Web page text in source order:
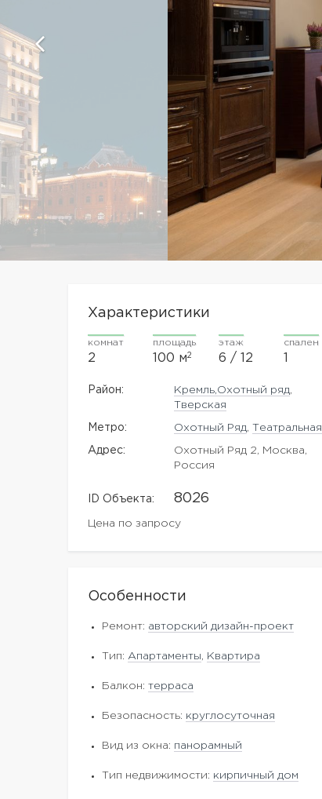
Характеристики
комнат
2
площадь
100 м2
этаж
6 / 12
спален
Район: Кремль,Охотный ряд
Тверская
Метро: Охотный Ряд ,Театральная
Адрес:
Охотный Ряд 2, Москва,
Россия
ID Объекта: 8026
Цена по запросу
Особенности
Ремонт: авторский дизайн-проект
Тип: Апартаменты Квартира
Балкон: терраса
Безопасность: круглосуточная
Вид из окна: панорамный
Тип недвижимости: кирпичный дом